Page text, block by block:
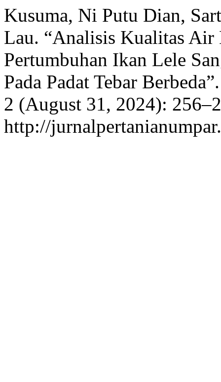
Kusuma, Ni Putu Dian,
Lau. “Analisis Kualitas Air
Pertumbuhan Ikan Lele
Pada Padat Tebar
2 (August 31, 2024):
http://